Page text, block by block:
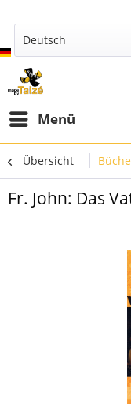
Deutsch
Menü
Übersicht
Fr. John: Das